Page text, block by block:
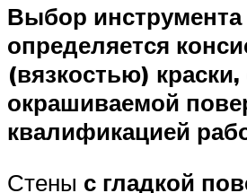
Выбор инструмента
определяется
(вязкостью)
окрашиваемой
квалификацией
Стены с гладкой